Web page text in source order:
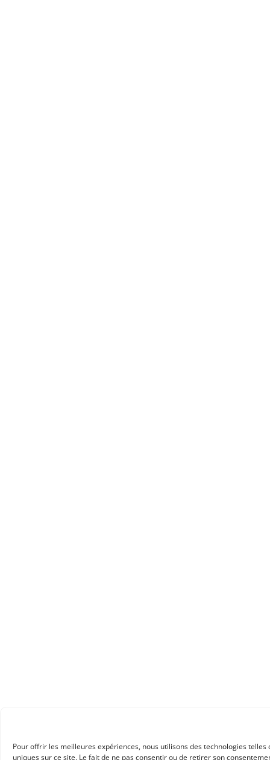
Pour offrir les meilleures expériences, nous utilisons des technologies
uniques sur ce site. Le fait de ne pas consentir ou de retirer son